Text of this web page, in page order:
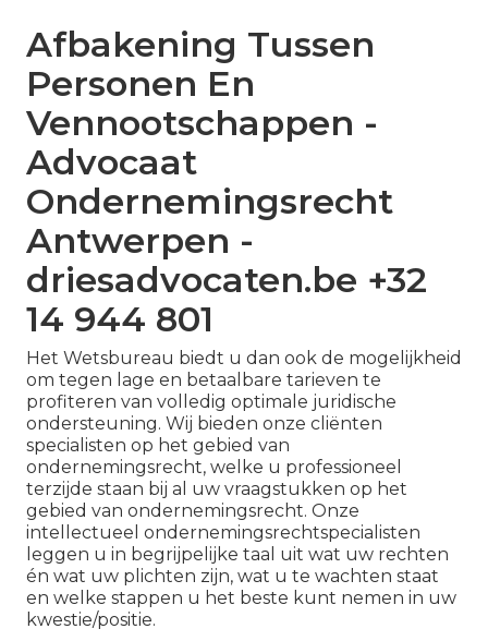
Afbakening Tussen
Personen En
Vennootschappen -
Advocaat
Ondernemingsrecht
Antwerpen -
driesadvocaten.be +32
14 944 801
Het Wetsbureau biedt u dan ook de mogelijkheid
om tegen lage en betaalbare tarieven te
profiteren van volledig optimale juridische
ondersteuning. Wij bieden onze cliënten
specialisten op het gebied van
ondernemingsrecht, welke u professioneel
terzijde staan bij al uw vraagstukken op het
gebied van ondernemingsrecht. Onze
intellectueel ondernemingsrechtspecialisten
leggen u in begrijpelijke taal uit wat uw rechten
én wat uw plichten zijn, wat u te wachten staat
en welke stappen u het beste kunt nemen in uw
kwestie/positie.